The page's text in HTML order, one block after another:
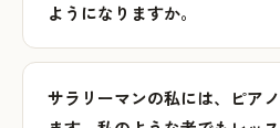
ようになりますか。
サラリーマンの私には、ピア